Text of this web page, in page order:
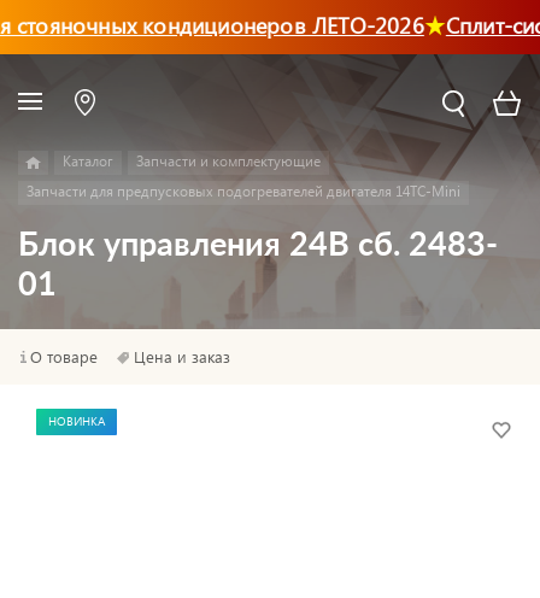
стояночных кондиционеров ЛЕТО-2026 Сплит-
Каталог
Запчасти и комплектующие
Запчасти для предпусковых подогревателей двигателя 14ТС-Mini
Блок управления 24В сб. 2483-
01
О товаре Цена и заказ
НОВИНКА